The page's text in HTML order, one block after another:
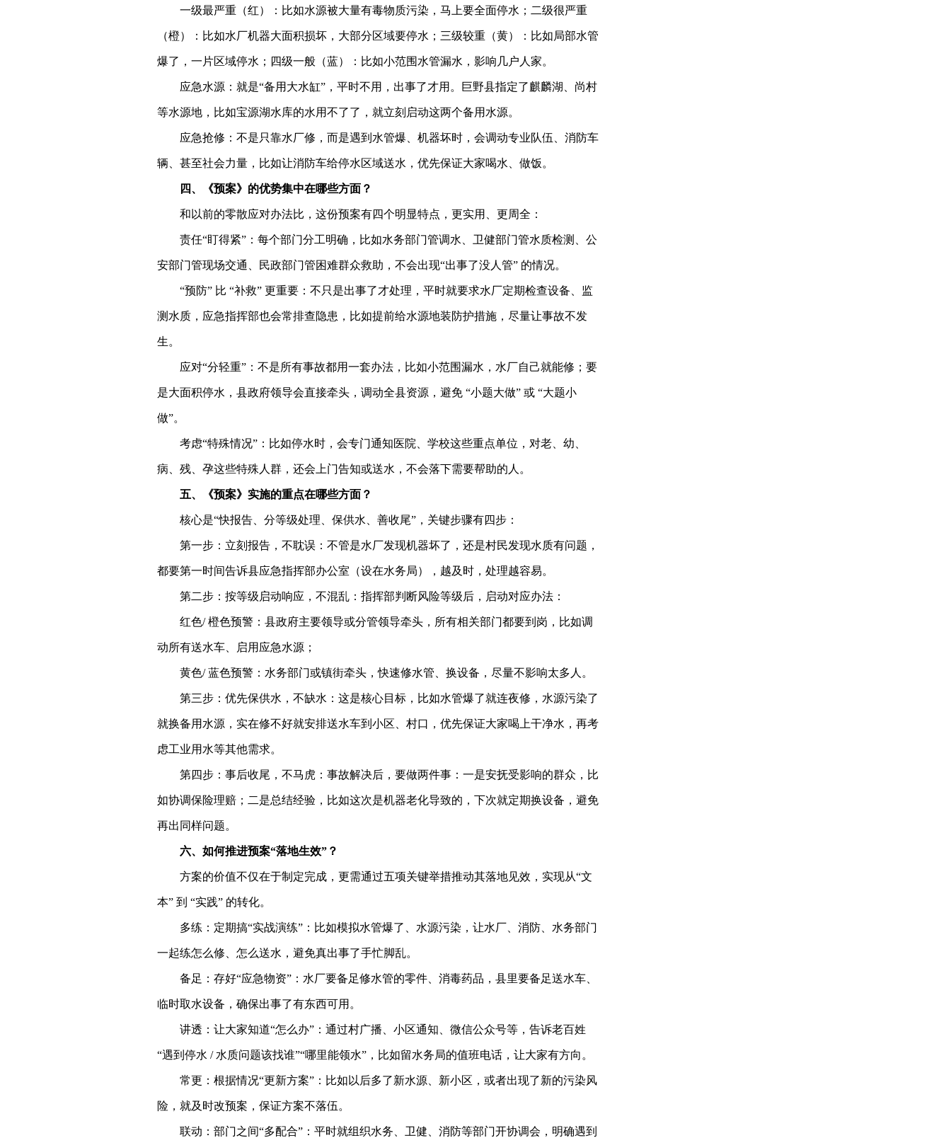
一级最严重（红） ：比如水源被大量有毒物质污染，马上要全面停水； 二级很严重
（橙） ：比如水厂机器大面积损坏，大部分区域要停水； 三级较重（黄）：比如局部水管
爆了，一片区域停水； 四级一般（蓝） ：比如小范围水管漏水，影响几户人家。
应急水源：就是“备用大水缸”，平时不用，出事了才用。巨野县指定了麒麟湖、尚村
等水源地， 比如宝源湖水库的水用不了了，就立刻启动这两个备用水源。
应急抢修：不是只靠水厂修，而是遇到水管爆、机器坏时，会调动专业队伍、消防车
辆、甚至社会力量，比如让消防车给停水区域送水，优先保证大家喝水、做饭。
四、 《预案》 的优势集中在哪些方面？
和以前的零散应对办法比，这份预案有四个明显特点，更实用、更周全：
责任“盯得紧”：每个部门分工明确 ，比如水务部门管调水、卫健部门管水质检测、公
安部门管现场交通、民政部门管困难群众救助，不会出现“出事了没人管” 的情况。
“预防” 比 “补救” 更重要：不只是出事了才处理，平时就要求水厂定期检查设备、监
测水质，应急指挥部也会常排查隐患，比如提前给水源地装防护措施，尽量让事故不发
生。
应对“分轻重”：不是所有事故都用一套办法，比如小范围漏水，水厂自己就能修；要
是大面积停水，县政府领导会直接牵头，调动全县资源，避免 “小题大做” 或 “大题小
做”。
考虑“特殊情况”：比如停水时，会专门通知医院、学校这些重点单位，对老、幼、
病、残、孕这些特殊人群，还会上门告知或送水，不会落下需要帮助的人。
五、 《预案》 实施的重点在哪些方面？
核心是“快报告、分等级处理、保供水、善收尾”，关键步骤有四步：
第一步：立刻报告，不耽误：不管是水厂发现机器坏了，还是村民发现水质有问题，
都要第一时间告诉县应急指挥部办公室（设在水务局），越及时，处理越容易。
第二步：按等级启动响应，不混乱：指挥部判断风险等级后，启动对应办法：
红色/ 橙色预警：县政府主要领导或分管领导牵头，所有相关部门都要到岗，比如调
动所有送水车、启用应急水源；
黄色/ 蓝色预警：水务部门或镇街牵头，快速修水管、换设备，尽量不影响太多人。
第三步：优先保供水，不缺水：这是核心目标，比如水管爆了就连夜修，水源污染了
就换备用水源，实在修不好就安排送水车到小区、村口，优先保证大家喝上干净水，再考
虑工业用水等其他需求。
第四步：事后收尾，不马虎：事故解决后，要做两件事：一是安抚受影响的群众，比
如协调保险理赔；二是总结经验，比如这次是机器老化导致的，下次就定期换设备，避免
再出同样问题。
六、如何推进预案“落地生效”？
方案的价值不仅在于制定完成，更需通过五项关键举措推动其落地见效，实现从“文
本” 到 “实践” 的转化。
多练：定期搞“实战演练”：比如模拟水管爆了、水源污染，让水厂、消防、水务部门
一起练怎么修、怎么送水，避免真出事了手忙脚乱。
备足：存好“应急物资”：水厂要备足修水管的零件、消毒药品，县里要备足送水车、
临时取水设备，确保出事了有东西可用。
讲透：让大家知道“怎么办”：通过村广播、小区通知、微信公众号等，告诉老百姓
“遇到停水 / 水质问题该找谁”“哪里能领水”，比如留水务局的值班电话，让大家有方向。
常更：根据情况“更新方案”：比如以后多了新水源、新小区，或者出现了新的污染风
险，就及时改预案，保证方案不落伍。
联动：部门之间“多配合”：平时就组织水务、卫健、消防等部门开协调会，明确遇到